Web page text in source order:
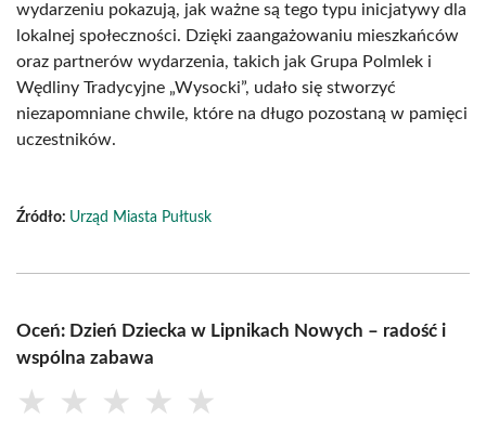
wydarzeniu pokazują, jak ważne są tego typu inicjatywy dla
lokalnej społeczności. Dzięki zaangażowaniu mieszkańców
oraz partnerów wydarzenia, takich jak Grupa Polmlek i
Wędliny Tradycyjne „Wysocki”, udało się stworzyć
niezapomniane chwile, które na długo pozostaną w pamięci
uczestników.
Źródło: Urząd Miasta Pułtusk
Oceń: Dzień Dziecka w Lipnikach Nowych – radość i
wspólna zabawa
★ ★ ★ ★ ★